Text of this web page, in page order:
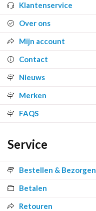
Klantenservice
Over ons
Mijn account
Contact
Nieuws
Merken
FAQS
Service
Bestellen & Bezorgen
Betalen
Retouren